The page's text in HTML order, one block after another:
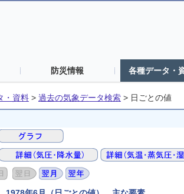
防災情報 各種データ・
・資料 > 過去の気象データ検索 > 日ごとの値